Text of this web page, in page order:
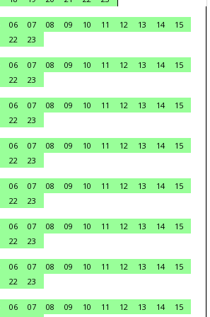
06 07 08 09 10 11 12 13 14
15
22
23
06 07 08 09 10 11 12 13 14
15
22
23
06 07 08 09 10 11 12 13 14
15
22
23
06 07 08 09 10 11 12 13 14
15
22
23
06 07 08 09 10 11 12 13 14
15
22
23
06 07 08 09 10 11 12 13 14
15
22
23
06 07 08 09 10 11 12 13 14
15
22
23
06 07 08 09 10 11 12 13 14
15